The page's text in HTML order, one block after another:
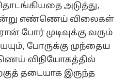
அடுத்து,
எண்ணெய் விலைகள்
போர் முடிவுக்கு வரும்
போருக்கு முந்தைய
விநியோகத்தில்
தடையாக இருந்த